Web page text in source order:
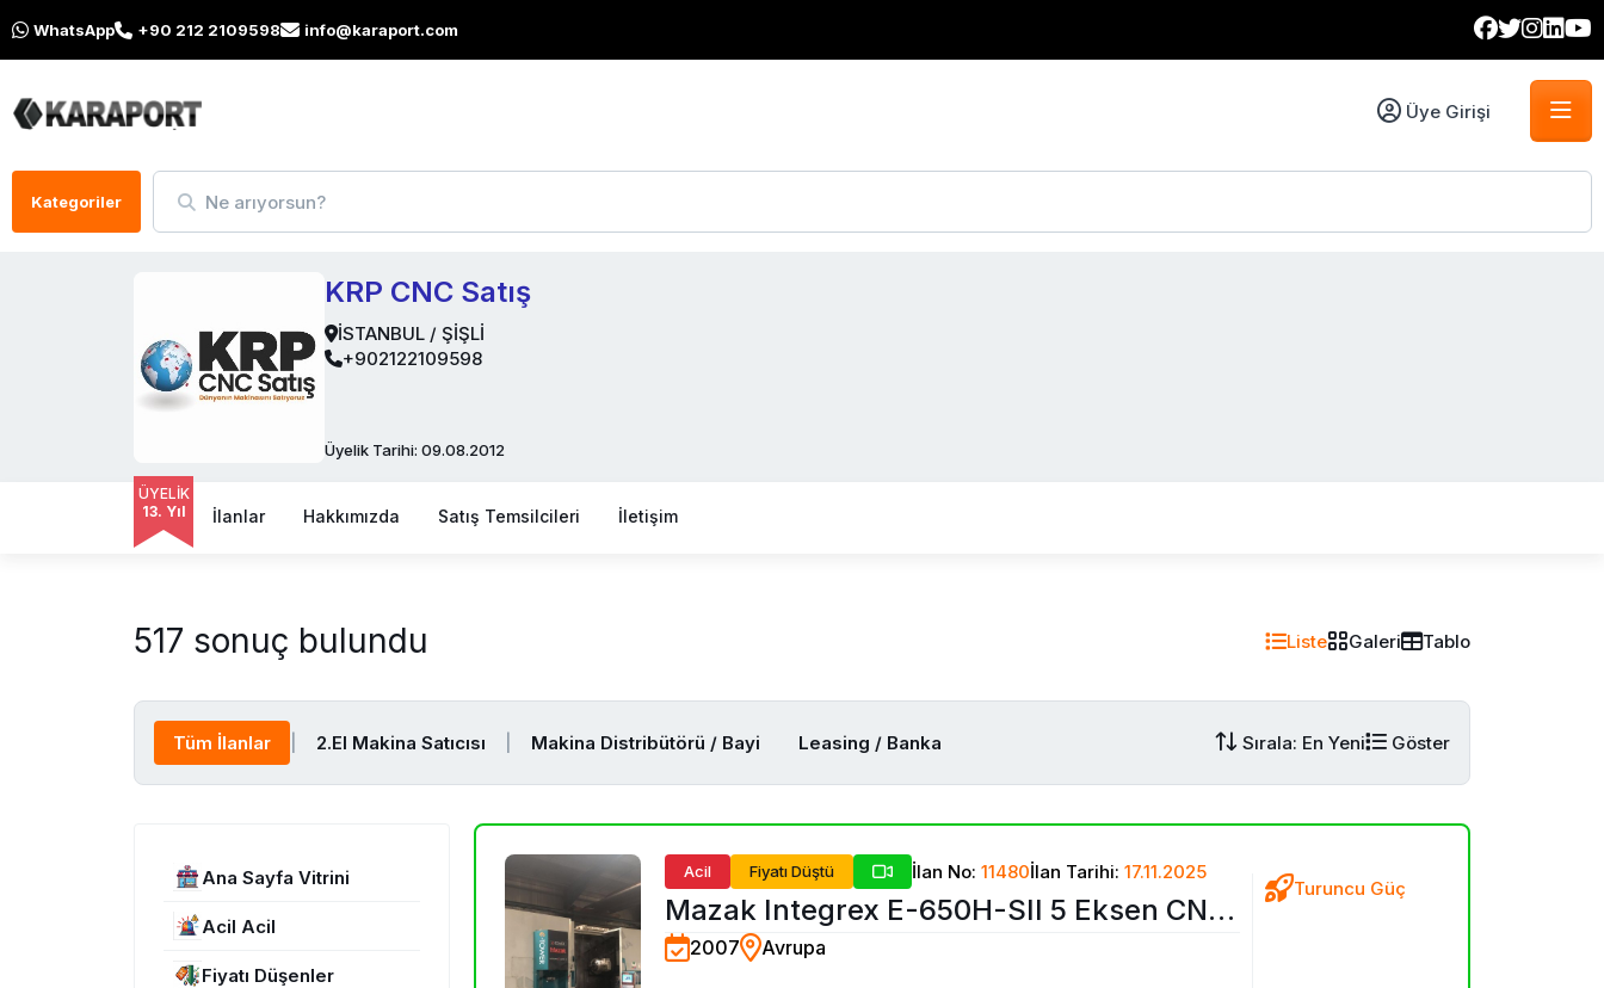
WhatsApp +90 212 2109598 info@karaport.com
Üye Girişi
Kategoriler Ne arıyorsun?
KRP CNC Satış
İSTANBUL / ŞİŞLİ
+902122109598
Üyelik Tarihi: 09.08.2012
ÜYELİK
13. Yıl
İlanlar Hakkımızda Satış Temsilcileri İletişim
517 sonuç bulundu Liste Galeri Tablo
Tüm İlanlar 2.El Makina Satıcısı Makina Distribütörü / Bayi Leasing / Banka Sırala: En Yeni Göster
Ana Sayfa Vitrini
Acil Acil
Fiyatı Düşenler
Acil Fiyatı Düştü İlan No: 11480İlan Tarihi: 17.11.2025
Mazak Integrex E-650H-SII 5 Eksen CNC
Tornalama Merkezi -2007
2007 Avrupa
Turuncu Güç